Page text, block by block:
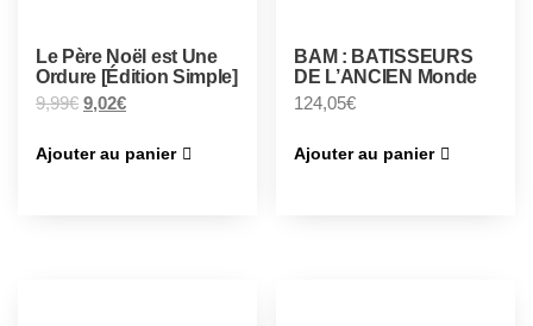
Le Père Noël est Une
Ordure [Édition Simple]
9,99€ 9,02€
Ajouter au panier
BAM : BATISSEURS
DE L’ANCIEN Monde
124,05€
Ajouter au panier